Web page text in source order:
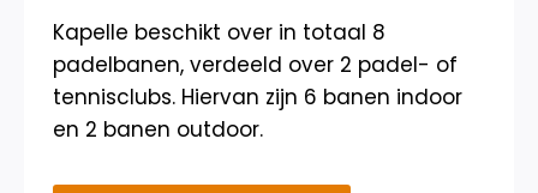
Kapelle beschikt over in totaal 8
padelbanen, verdeeld over 2 padel- of
tennisclubs. Hiervan zijn 6 banen indoor
en 2 banen outdoor.